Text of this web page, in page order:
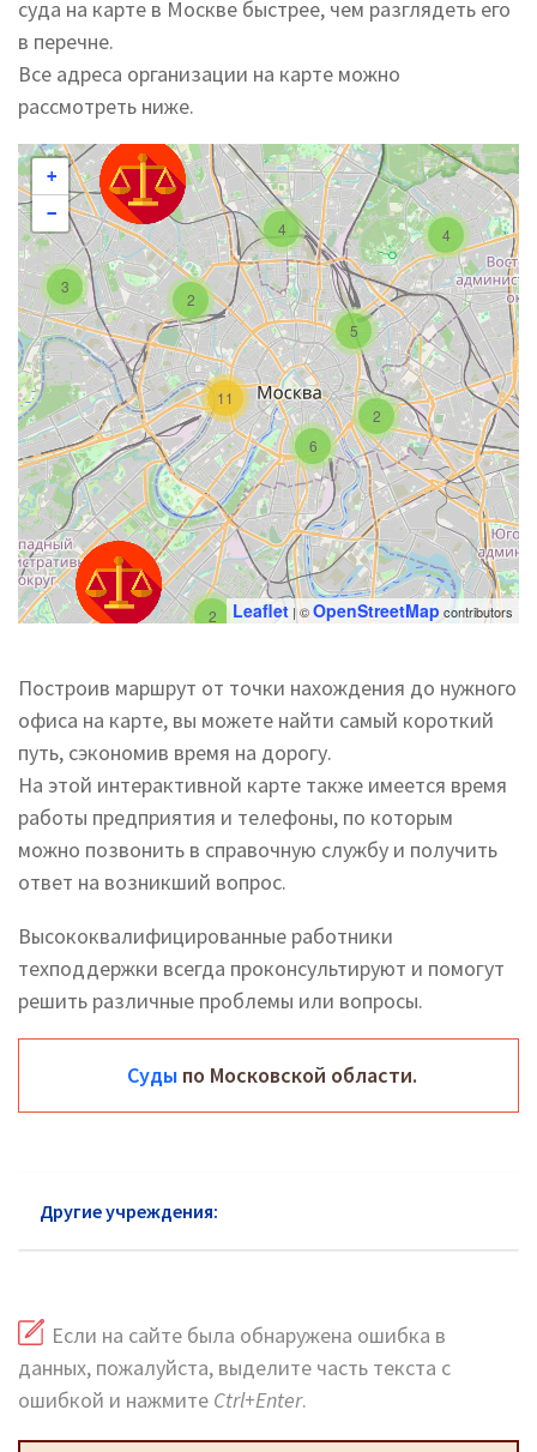
суда на карте в Москве быстрее, чем разглядеть его
в перечне.
Все адреса организации на карте можно
рассмотреть ниже.
3
2
2
11
4
6
2
5
4
+
−
Leaflet | ©OpenStreetMap contributors
Построив маршрут от точки нахождения до нужного
офиса на карте, вы можете найти самый короткий
путь, сэкономив время на дорогу.
На этой интерактивной карте также имеется время
работы предприятия и телефоны, по которым
можно позвонить в справочную службу и получить
ответ на возникший вопрос.
Высококвалифицированные работники
техподдержки всегда проконсультируют и помогут
решить различные проблемы или вопросы.
Суды по Московской области.
Другие учреждения:
Если на сайте была обнаружена ошибка в
данных, пожалуйста, выделите часть текста с
ошибкой и нажмите Ctrl+Enter.